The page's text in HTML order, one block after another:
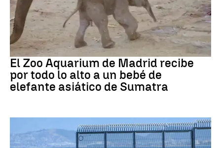
Zoo de Madrid
El Zoo Aquarium de Madrid recibe
por todo lo alto a un bebé de
elefante asiático de Sumatra